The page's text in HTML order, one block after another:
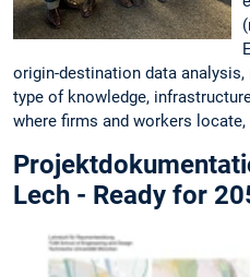
origin-destination data
type of knowledge,
where firms and workers
Lech - Ready for